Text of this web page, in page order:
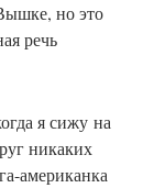
но это
речь
я сижу на
никаких
американка